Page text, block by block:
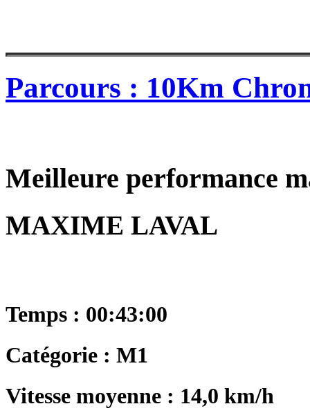
Parcours : 10Km
Meilleure performance
MAXIME LAVAL
Temps : 00:43:00
Catégorie : M1
Vitesse moyenne : 14,0 km/h